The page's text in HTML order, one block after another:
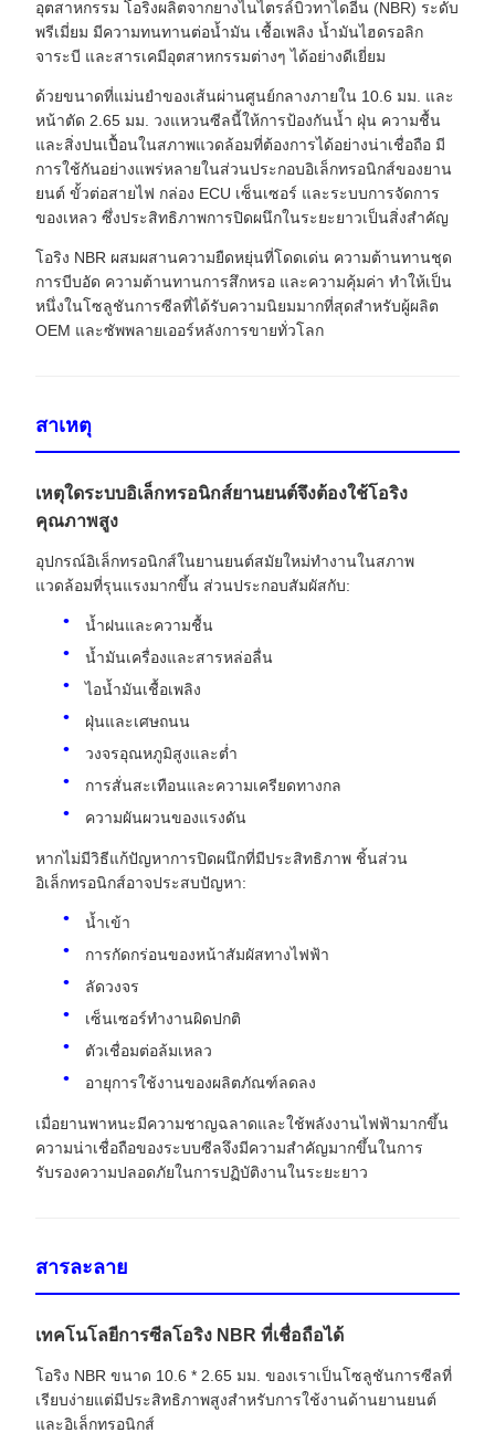
อุตสาหกรรม โอริงผลิตจากยางไนไตรล์บิวทาไดอีน (NBR) ระดับ
พรีเมี่ยม มีความทนทานต่อน้ำมัน เชื้อเพลิง น้ำมันไฮดรอลิก
จาระบี และสารเคมีอุตสาหกรรมต่างๆ ได้อย่างดีเยี่ยม
ด้วยขนาดที่แม่นยำของเส้นผ่านศูนย์กลางภายใน 10.6 มม. และ
หน้าตัด 2.65 มม. วงแหวนซีลนี้ให้การป้องกันน้ำ ฝุ่น ความชื้น
และสิ่งปนเปื้อนในสภาพแวดล้อมที่ต้องการได้อย่างน่าเชื่อถือ มี
การใช้กันอย่างแพร่หลายในส่วนประกอบอิเล็กทรอนิกส์ของยาน
ยนต์ ขั้วต่อสายไฟ กล่อง ECU เซ็นเซอร์ และระบบการจัดการ
ของเหลว ซึ่งประสิทธิภาพการปิดผนึกในระยะยาวเป็นสิ่งสำคัญ
โอริง NBR ผสมผสานความยืดหยุ่นที่โดดเด่น ความต้านทานชุด
การบีบอัด ความต้านทานการสึกหรอ และความคุ้มค่า ทำให้เป็น
หนึ่งในโซลูชันการซีลที่ได้รับความนิยมมากที่สุดสำหรับผู้ผลิต
OEM และซัพพลายเออร์หลังการขายทั่วโลก
สาเหตุ
เหตุใดระบบอิเล็กทรอนิกส์ยานยนต์จึงต้องใช้โอริง
คุณภาพสูง
อุปกรณ์อิเล็กทรอนิกส์ในยานยนต์สมัยใหม่ทำงานในสภาพ
แวดล้อมที่รุนแรงมากขึ้น ส่วนประกอบสัมผัสกับ:
น้ำฝนและความชื้น
น้ำมันเครื่องและสารหล่อลื่น
ไอน้ำมันเชื้อเพลิง
ฝุ่นและเศษถนน
วงจรอุณหภูมิสูงและต่ำ
การสั่นสะเทือนและความเครียดทางกล
ความผันผวนของแรงดัน
หากไม่มีวิธีแก้ปัญหาการปิดผนึกที่มีประสิทธิภาพ ชิ้นส่วน
อิเล็กทรอนิกส์อาจประสบปัญหา:
น้ำเข้า
การกัดกร่อนของหน้าสัมผัสทางไฟฟ้า
ลัดวงจร
เซ็นเซอร์ทำงานผิดปกติ
ตัวเชื่อมต่อล้มเหลว
อายุการใช้งานของผลิตภัณฑ์ลดลง
เมื่อยานพาหนะมีความชาญฉลาดและใช้พลังงานไฟฟ้ามากขึ้น
ความน่าเชื่อถือของระบบซีลจึงมีความสำคัญมากขึ้นในการ
รับรองความปลอดภัยในการปฏิบัติงานในระยะยาว
สารละลาย
เทคโนโลยีการซีลโอริง NBR ที่เชื่อถือได้
โอริง NBR ขนาด 10.6 * 2.65 มม. ของเราเป็นโซลูชันการซีลที่
เรียบง่ายแต่มีประสิทธิภาพสูงสำหรับการใช้งานด้านยานยนต์
และอิเล็กทรอนิกส์